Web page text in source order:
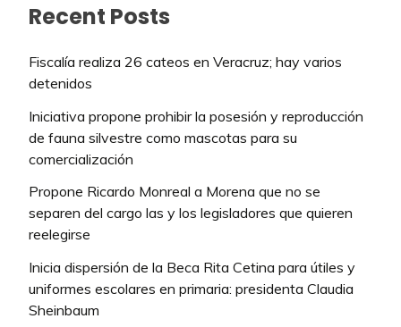
Recent Posts
Fiscalía realiza 26 cateos en Veracruz; hay varios
detenidos
Iniciativa propone prohibir la posesión y reproducción
de fauna silvestre como mascotas para su
comercialización
Propone Ricardo Monreal a Morena que no se
separen del cargo las y los legisladores que quieren
reelegirse
Inicia dispersión de la Beca Rita Cetina para útiles y
uniformes escolares en primaria: presidenta Claudia
Sheinbaum